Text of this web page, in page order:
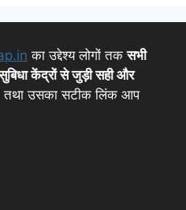
का उद्देश्य लोगों तकसभी
केंद्रों से जुड़ी सही और
तथा उसका सटीक लिंक आप